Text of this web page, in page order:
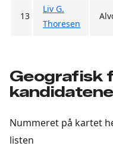
13
Liv G.
Thoresen
Geografisk
kandidatene
Nummeret på kartet
listen